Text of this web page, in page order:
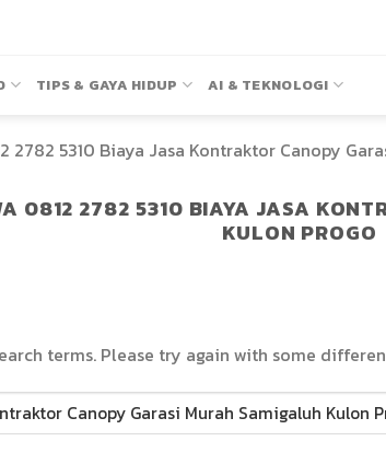
TIPS & GAYA HIDUP AI & TEKNOLOGI
2782 5310 Biaya Jasa Kontraktor Canopy
0812 2782 5310 BIAYA JASA
KULON PROGO
terms. Please try again with some